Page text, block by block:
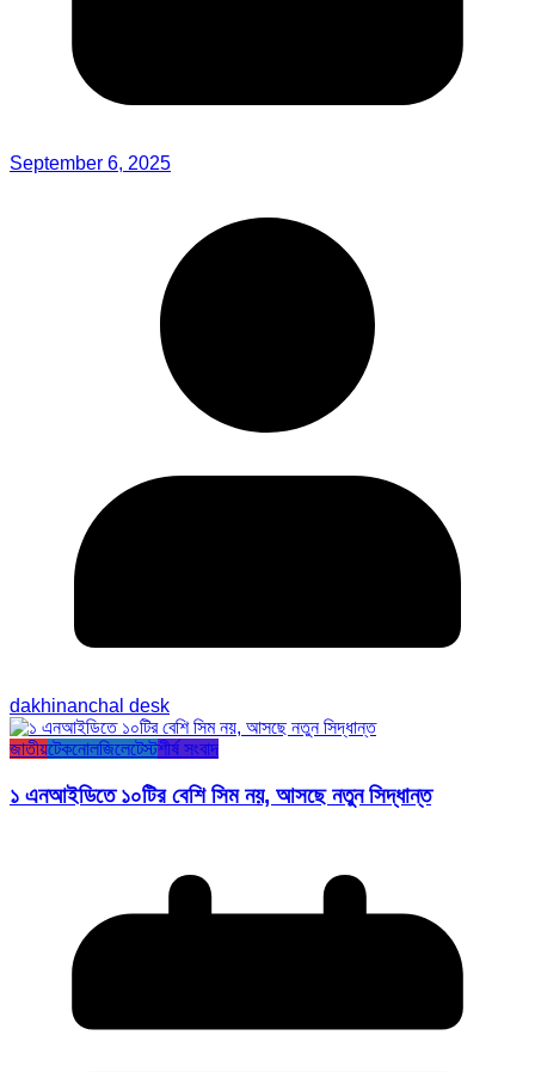
September 6, 2025
dakhinanchal desk
জাতীয়টেকনোলজিলেটেস্টশীর্ষ সংবাদ
১ এনআইডিতে ১০টির বেশি সিম নয়, আসছে নতুন সিদ্ধান্ত